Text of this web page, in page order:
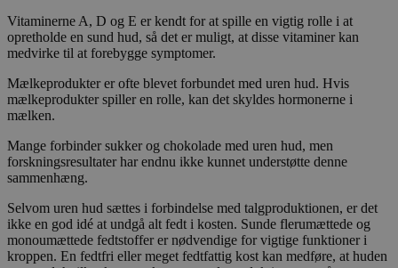
Vitaminerne A, D og E er kendt for at spille en vigtig rolle i at
opretholde en sund hud, så det er muligt, at disse vitaminer kan
medvirke til at forebygge symptomer.
Mælkeprodukter er ofte blevet forbundet med uren hud. Hvis
mælkeprodukter spiller en rolle, kan det skyldes hormonerne i
mælken.
Mange forbinder sukker og chokolade med uren hud, men
forskningsresultater har endnu ikke kunnet understøtte denne
sammenhæng.
Selvom uren hud sættes i forbindelse med talgproduktionen, er det
ikke en god idé at undgå alt fedt i kosten. Sunde flerumættede og
monoumættede fedtstoffer er nødvendige for vigtige funktioner i
kroppen. En fedtfri eller meget fedtfattig kost kan medføre, at huden